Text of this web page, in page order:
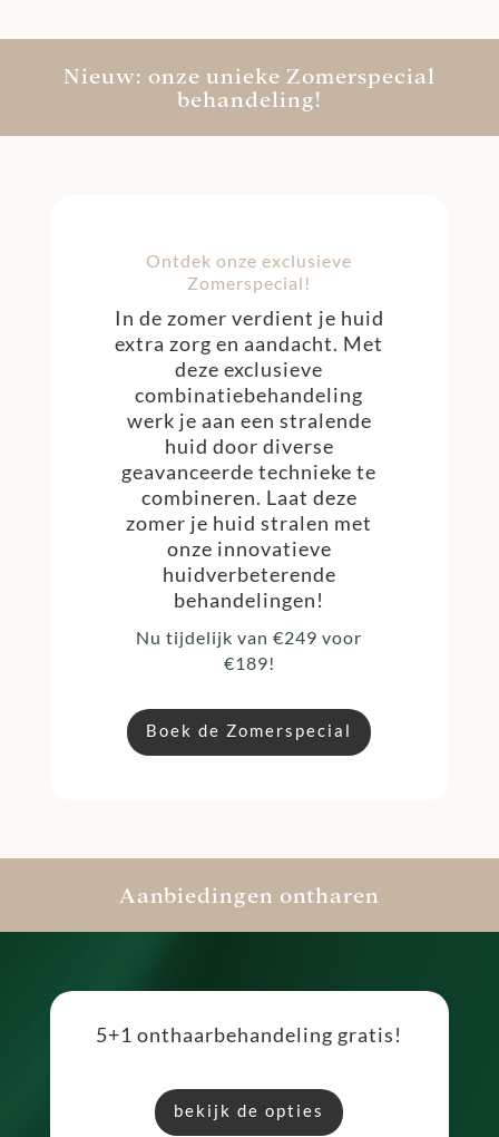
Nieuw: onze unieke Zomerspecial
behandeling!
Ontdek onze exclusieve
Zomerspecial!
In de zomer verdient je huid
extra zorg en aandacht. Met
deze exclusieve
combinatiebehandeling
werk je aan een stralende
huid door diverse
geavanceerde technieke te
combineren. Laat deze
zomer je huid stralen met
onze innovatieve
huidverbeterende
behandelingen!
Nu tijdelijk van €249 voor
€189!
Boek de Zomerspecial
Aanbiedingen ontharen
5+1 onthaarbehandeling gratis!
bekijk de opties